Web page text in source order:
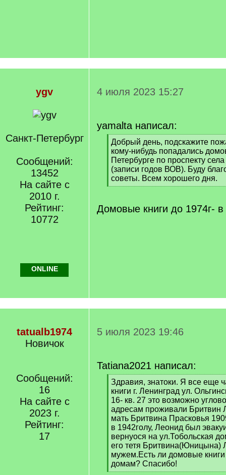
ygv
Санкт-Петербург
Сообщений:
13452
На сайте с
2010 г.
Рейтинг:
10772
4 июля 2023 15:27
yamalta написал:
[
q
]
Добрый день, подскажите
кому-нибудь попадались
Петербурге по проспекту
(записи годов ВОВ). Буду
советы. Всем хорошего дня.
[
q
]
Домовые книги до 1974г-
ONLINE
tatualb1974
Новичок
Сообщений:
16
На сайте с
2023 г.
Рейтинг:
17
5 июля 2023 19:46
Tatiana2021 написал:
[
q
]
Здравия, знатоки. Я все еще
книги г. Ленинград ул.
16- кв. 27 это возможно
адресам проживали Бритвин
мать Бритвина Прасковья
в 1942голу, Леонид был
вернуося на ул.Тобольская
его тетя Бритвина(Юницына)
мужем.Есть ли домовые
домам? Спасибо!
[